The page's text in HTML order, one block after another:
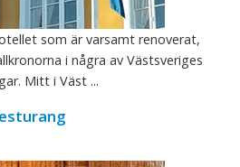
som är varsamt renoverat,
i några av Västsveriges
Mitt i Väst ...